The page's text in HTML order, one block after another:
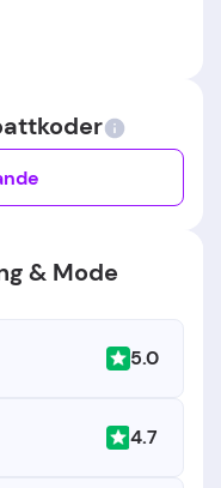
& Mode
5.0
4.7